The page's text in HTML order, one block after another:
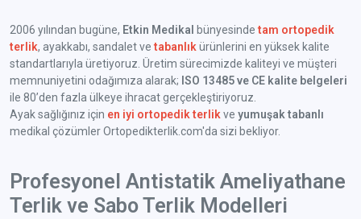
2006 yılından bugüne, Etkin Medikal bünyesindetam ortopedik
terlik, ayakkabı, sandalet vetabanlık ürünlerini en yüksek kalite
standartlarıyla üretiyoruz. Üretim sürecimizde kaliteyi ve müşteri
memnuniyetini odağımıza alarak; ISO 13485 ve CE kalite belgeleri
ile 80’den fazla ülkeye ihracat gerçekleştiriyoruz.
Ayak sağlığınız için en iyi ortopedik terlik ve yumuşak tabanlı
medikal çözümler Ortopedikterlik.com'da sizi bekliyor.
Profesyonel Antistatik Ameliyathane
Terlik ve Sabo Terlik Modelleri